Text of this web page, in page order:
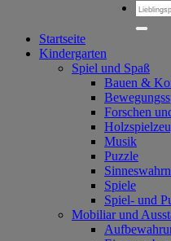
nach:
Startseite
Kindergarten
Spiel und Spaß
Bauen &
Forschen
Musik
Puzzle
Spiele
Spiel- und
Mobiliar und